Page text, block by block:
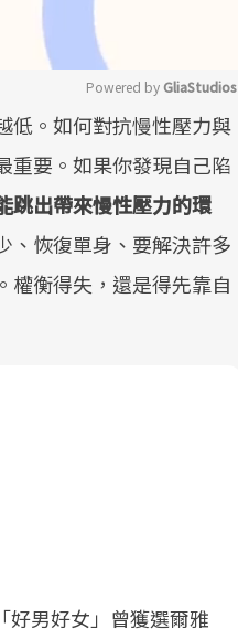
Mute
Powered by GliaStudios
低。如何對抗慢性壓力與
重要。如果你發現自己陷
跳出帶來慢性壓力的環
、恢復單身、要解決許多
權衡得失，還是得先靠自
好男好女」曾獲選爾雅